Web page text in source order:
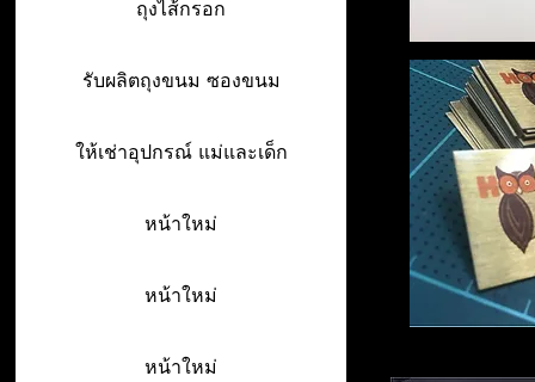
ถุงไส้กรอก
รับผลิตถุงขนม ซองขนม
ให้เช่าอุปกรณ์ แม่และเด็ก
หน้าใหม่
หน้าใหม่
หน้าใหม่